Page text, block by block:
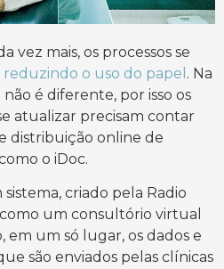
vez mais, os processos se
reduzindo o uso do papel . Na
é diferente, por isso os
atualizar precisam contar
distribuição online de
o iDoc.
criado pela Radio
um consultório virtual
um só lugar, os dados e
são enviados pelas clínicas